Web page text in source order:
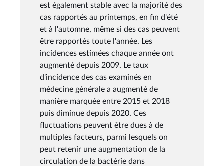
est également stable avec la majorité des
cas rapportés au printemps, en fin d'été
et à l'automne, même si des cas peuvent
être rapportés toute l'année. Les
incidences estimées chaque année ont
augmenté depuis 2009. Le taux
d'incidence des cas examinés en
médecine générale a augmenté de
manière marquée entre 2015 et 2018
puis diminue depuis 2020. Ces
fluctuations peuvent être dues à de
multiples facteurs, parmi lesquels on
peut retenir une augmentation de la
circulation de la bactérie dans